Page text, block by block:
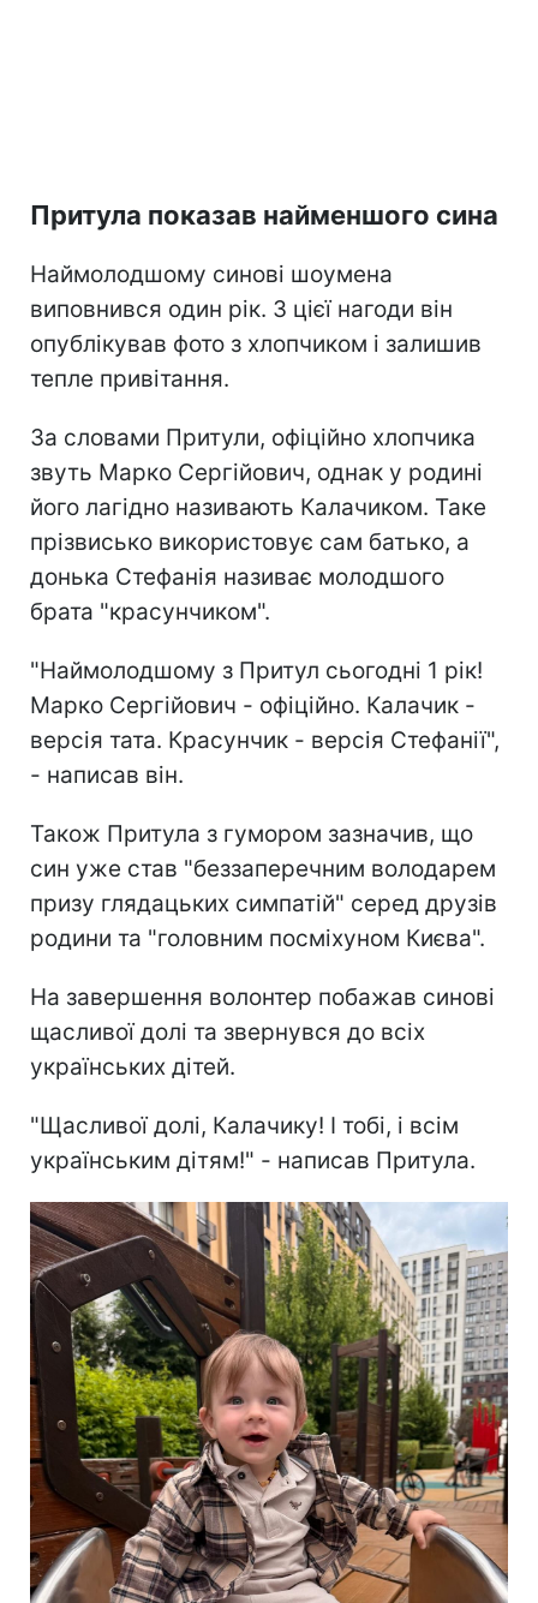
Притула показав найменшого сина
Наймолодшому синові шоумена
виповнився один рік. З цієї нагоди він
опублікував фото з хлопчиком і залишив
тепле привітання.
За словами Притули, офіційно хлопчика
звуть Марко Сергійович, однак у родині
його лагідно називають Калачиком. Таке
прізвисько використовує сам батько, а
донька Стефанія називає молодшого
брата "красунчиком".
"Наймолодшому з Притул сьогодні 1 рік!
Марко Сергійович - офіційно. Калачик -
версія тата. Красунчик - версія Стефанії",
- написав він.
Також Притула з гумором зазначив, що
син уже став "беззаперечним володарем
призу глядацьких симпатій" серед друзів
родини та "головним посміхуном Києва".
На завершення волонтер побажав синові
щасливої долі та звернувся до всіх
українських дітей.
"Щасливої долі, Калачику! І тобі, і всім
українським дітям!" - написав Притула.